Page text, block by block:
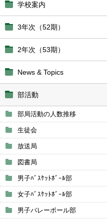
学校案内
3年次（52期）
2年次（53期）
News & Topics
部活動
部局活動の人数推移
生徒会
放送局
図書局
男子ﾊﾞｽｹｯﾄﾎﾞｰﾙ部
女子ﾊﾞｽｹｯﾄﾎﾞｰﾙ部
男子バレーボール部